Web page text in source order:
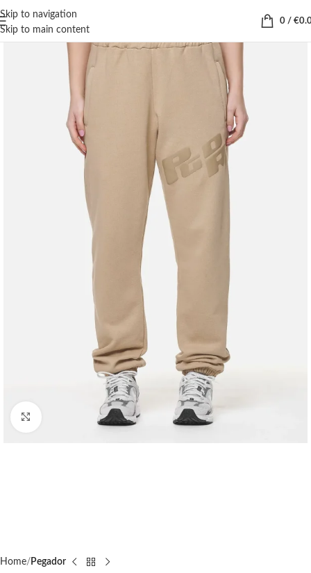
Skip to navigation
Skip to main content
0 / €
Click to enlarge
Home Pegador​